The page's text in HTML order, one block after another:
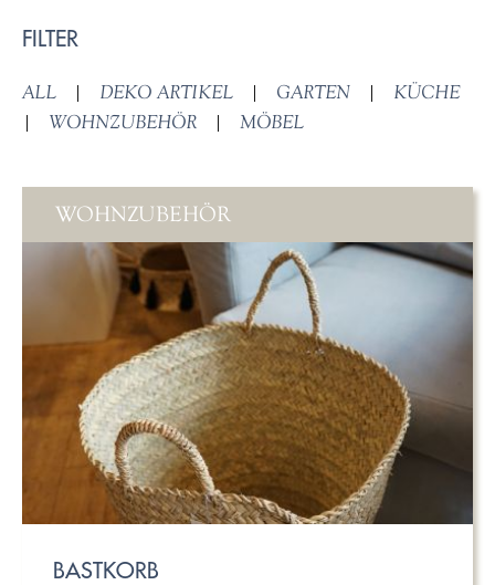
FILTER
ALL | DEKO ARTIKEL | GARTEN |
KÜCHE
|
WOHNZUBEHÖR | MÖBEL
WOHNZUBEHÖR
BASTKORB